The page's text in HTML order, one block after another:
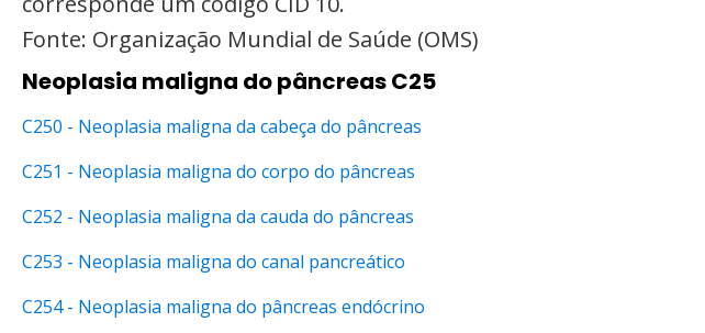
Fonte: Organização Mundial de Saúde (OMS)
Neoplasia maligna do pâncreas C25
C250 - Neoplasia maligna da cabeça do pâncreas
C251 - Neoplasia maligna do corpo do pâncreas
C252 - Neoplasia maligna da cauda do pâncreas
C253 - Neoplasia maligna do canal pancreático
C254 - Neoplasia maligna do pâncreas endócrino